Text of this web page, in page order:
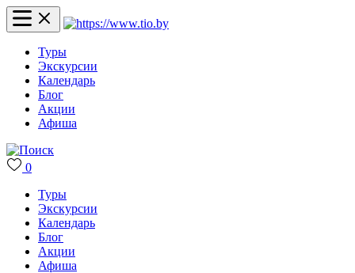
Туры
Экскурсии
Календарь
Блог
Акции
Афиша
0
Туры
Экскурсии
Календарь
Блог
Акции
Афиша